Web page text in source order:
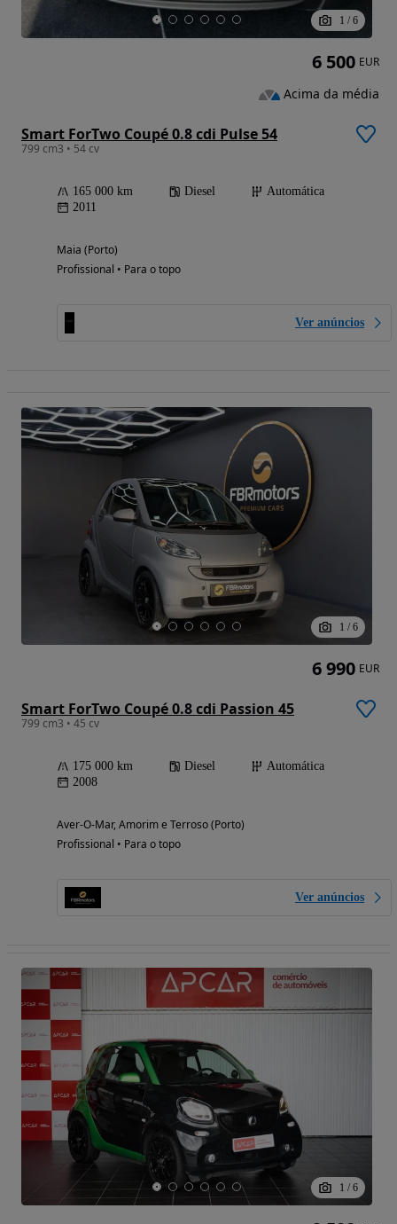
1 / 6
Smart ForTwo Coupé 0.8 cdi Pulse 54
799 cm3 • 54 cv
165 000 km Diesel
Automática
2011
Maia (Porto)
Profissional • Para o topo
Ver anúncios
6 500 EUR
Acima da média
1 / 6
Smart ForTwo Coupé 0.8 cdi Passion 45
799 cm3 • 45 cv
175 000 km Diesel
Automática
2008
Aver-O-Mar, Amorim e Terroso (Porto)
Profissional • Para o topo
Ver anúncios
6 990 EUR
1 / 6